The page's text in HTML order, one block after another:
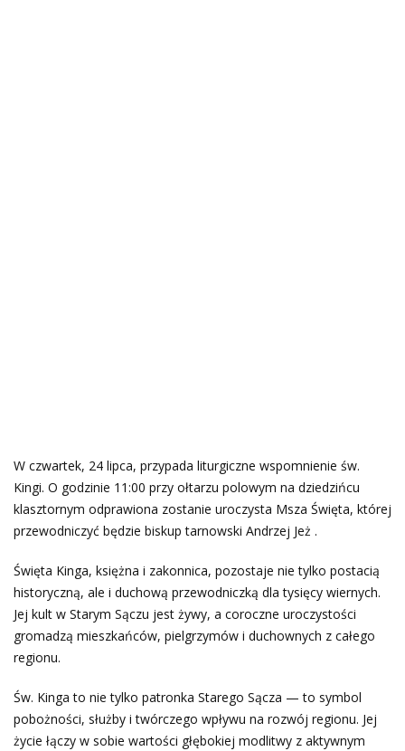
W czwartek, 24 lipca, przypada liturgiczne wspomnienie św.
Kingi. O godzinie 11:00 przy ołtarzu polowym na dziedzińcu
klasztornym odprawiona zostanie uroczysta Msza Święta, której
przewodniczyć będzie biskup tarnowski Andrzej Jeż .
Święta Kinga, księżna i zakonnica, pozostaje nie tylko postacią
historyczną, ale i duchową przewodniczką dla tysięcy wiernych.
Jej kult w Starym Sączu jest żywy, a coroczne uroczystości
gromadzą mieszkańców, pielgrzymów i duchownych z całego
regionu.
Św. Kinga to nie tylko patronka Starego Sącza — to symbol
pobożności, służby i twórczego wpływu na rozwój regionu. Jej
życie łączy w sobie wartości głębokiej modlitwy z aktywnym